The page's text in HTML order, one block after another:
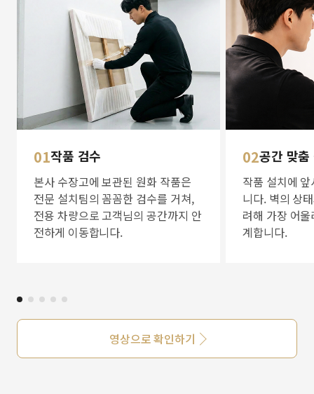
01작품 검수
본사 수장고에 보관된 원화 작품은
전문 설치팀의 꼼꼼한 검수를 거쳐,
전용 차량으로 고객님의 공간까지 안
전하게 이동합니다.
02공간 맞
작품 설치에
니다. 벽의 상
려해 가장 어
계합니다.
영상으로 확인하기